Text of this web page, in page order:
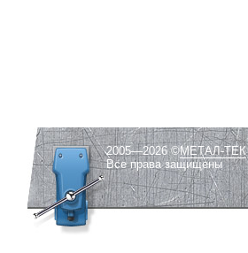
2005—2026 ©МЕТАЛ-ТЕК
Все права защищены